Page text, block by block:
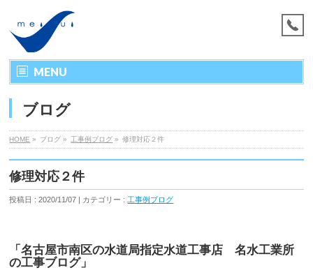
MENU
ブログ
HOME » ブログ » 工事例ブログ » 修理対応２件
修理対応２件
投稿日 : 2020/11/07 | カテゴリー : 工事例ブログ
「名古屋市南区の水道局指定水道工事店 名水工業所
の工事ブログ」